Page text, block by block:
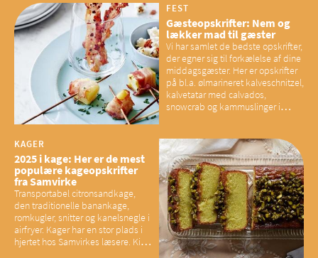
have konsekvenser for vores
sociale fællesskaber
FEST
Gæsteopskrifter: Nem og
lækker mad til gæster
Vi har samlet de bedste opskrifter,
der egner sig til forkælelse af dine
middagsgæster. Her er opskrifter
på bl.a. ølmarineret kalveschnitzel,
kalvetatar med calvados,
snowcrab og kammuslinger i
KAGER
2025 i kage: Her er de mest
populære kageopskrifter
fra Samvirke
Transportabel citronsandkage,
den traditionelle banankage,
romkugler, snitter og kanelsnegle i
airfryer. Kager har en stor plads i
hjertet hos Samvirkes læsere. Kig